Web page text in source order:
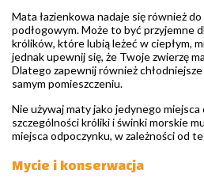
Mata łazienkowa nadaje się również
podłogowym. Może to być przyjemne
królików, które lubią leżeć w ciepłym,
jednak upewnij się, że Twoje zwierzę
Dlatego zapewnij również
samym pomieszczeniu.
Nie używaj maty jako jedynego
szczególności króliki i świnki morskie
miejsca odpoczynku, w zależności od
Mycie i konserwacja